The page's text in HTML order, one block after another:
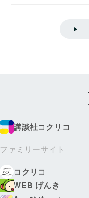
講談社コクリコ
ファミリーサイト
コクリコ
WEB げんき